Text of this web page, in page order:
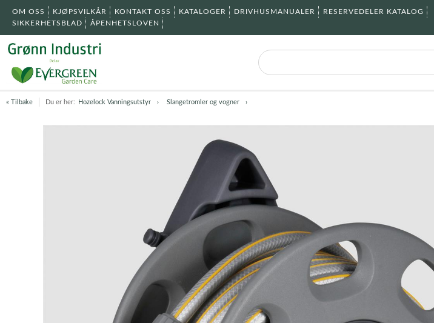
OM OSS KJØPSVILKÅR KONTAKT OSS KATALOGER DRIVHUSMANUALER
RESERVEDELER KATALOG
SIKKERHETSBLAD
ÅPENHETSLOVEN
« Tilbake Du er her: Hozelock Vanningsutstyr Slangetromler og vogner